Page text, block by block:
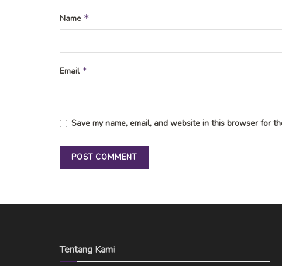
Name *
Email *
Save my name, email, and website in this browser for
Tentang Kami